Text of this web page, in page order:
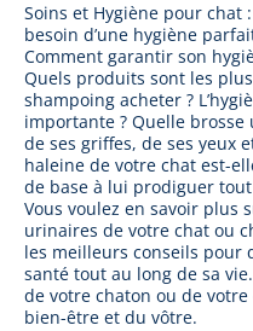
Soins et Hygiène pour chat
besoin d’une hygiène
Comment garantir son
Quels produits sont les
shampoing acheter ?
importante ? Quelle
de ses griffes, de ses yeux
haleine de votre chat est-
de base à lui prodiguer
Vous voulez en savoir plus
urinaires de votre chat ou
les meilleurs conseils pour
santé tout au long de sa
de votre chaton ou de votre
bien-être et du vôtre.